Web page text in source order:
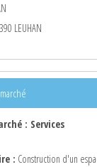
LEUHAN
: Services
: Construction d'un